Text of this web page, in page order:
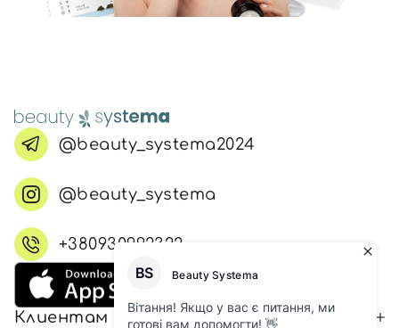
@beauty_systema2024
@beauty_systema
+380930992322
Клиентам